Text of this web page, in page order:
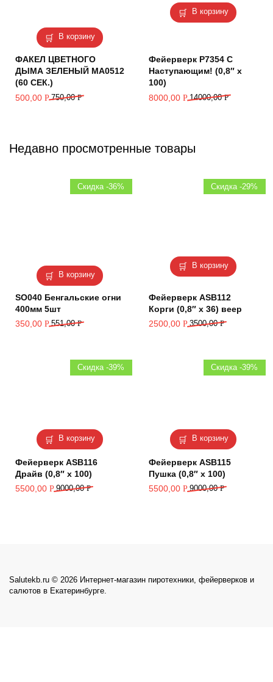
В корзину
ФАКЕЛ ЦВЕТНОГО
ДЫМА ЗЕЛЕНЫЙ MA0512
(60 СЕК.)
750,00Р
500,00 Р
В корзину
Фейерверк Р7354 С
Наступающим! (0,8″ х
100)
14000,00Р
8000,00 Р
Недавно просмотренные товары
В корзину
Скидка -36%
SO040 Бенгальские огни
400мм 5шт
551,00Р
350,00 Р
В корзину
Скидка -29%
Фейерверк ASB112
Корги (0,8″ х 36) веер
3500,00Р
2500,00 Р
В корзину
Скидка -39%
Фейерверк ASB116
Драйв (0,8″ х 100)
9000,00Р
5500,00 Р
В корзину
Скидка -39%
Фейерверк ASB115
Пушка (0,8″ х 100)
9000,00Р
5500,00 Р
Salutekb.ru © 2026 Интернет-магазин пиротехники, фейерверков и
салютов в Екатеринбурге.